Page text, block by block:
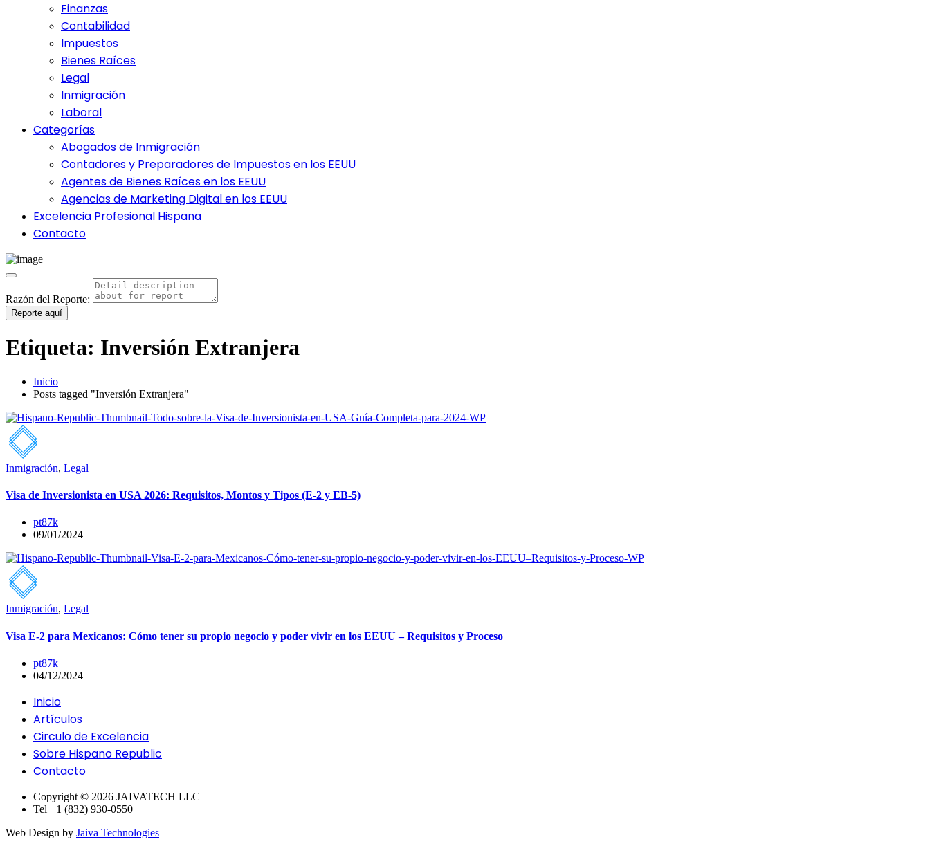
Finanzas
Contabilidad
Impuestos
Bienes Raíces
Legal
Inmigración
Laboral
Categorías
Abogados de Inmigración
Contadores y Preparadores de Impuestos en los EEUU
Agentes de Bienes Raíces en los EEUU
Agencias de Marketing Digital en los EEUU
Excelencia Profesional Hispana
Contacto
Razón del Reporte:
Reporte aquí
Etiqueta: Inversión Extranjera
Inicio
Posts tagged "Inversión Extranjera"
Inmigración, Legal
Visa de Inversionista en USA 2026: Requisitos, Montos y Tipos (E-2 y EB-5)
pt87k
09/01/2024
Inmigración, Legal
Visa E-2 para Mexicanos: Cómo tener su propio negocio y poder vivir en los EEUU – Requisitos y Proceso
pt87k
04/12/2024
Inicio
Artículos
Circulo de Excelencia
Sobre Hispano Republic
Contacto
Copyright © 2026 JAIVATECH LLC
Tel +1 (832) 930-0550
Web Design by Jaiva Technologies